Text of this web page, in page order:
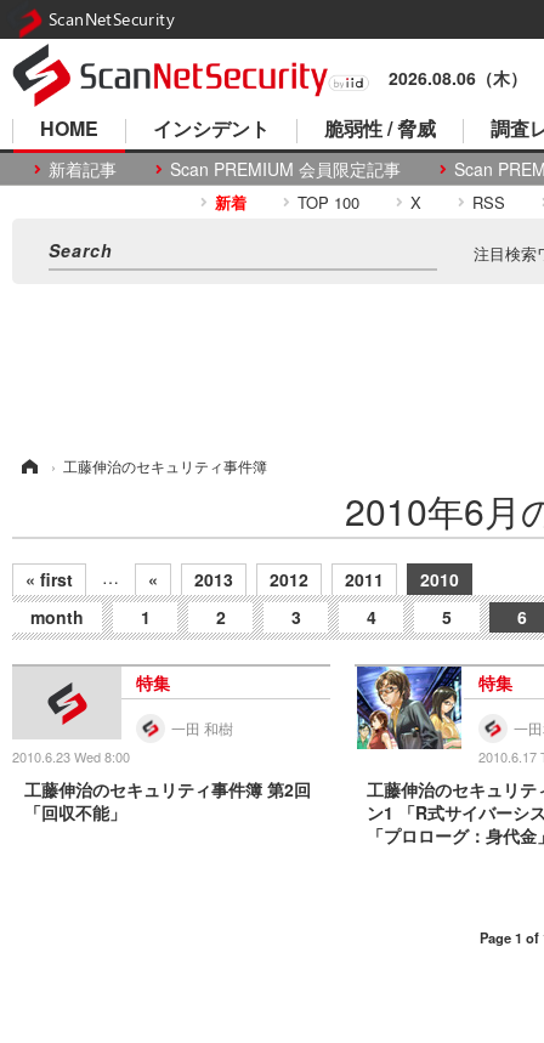
2026.08.06（木）
HOME
新着記事 Scan PREMIUM 会員限定記事 Scan
インシデント 脆弱性 / 脅威 調査
新着 TOP 100 X RSS
注目検索
› 工藤伸治のセキュリティ事件簿
2010年6月
« first … « 2013 2012 2011
2010
month
1 2 3 4 5 6
特集
一田 和樹
2010.6.23 Wed 8:00
工藤伸治のセキュリティ事件簿 第2回
「回収不能」
特集
一
2010.6.17
工藤伸治のセキュリテ
ン1 「R式サイバーシ
「プロローグ：身代金
Page 1 of
ScanNetSecurity